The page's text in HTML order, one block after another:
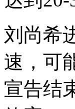
刘尚希
速，可
宣告结